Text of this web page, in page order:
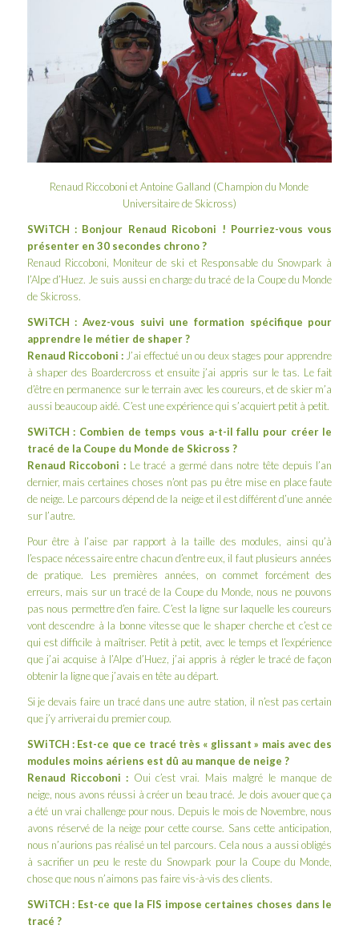
Renaud Riccoboni et Antoine Galland (Champion du Monde
Universitaire de Skicross)
SWiTCH : Bonjour Renaud Ricoboni ! Pourriez-vous vous
présenter en 30 secondes chrono ?
Renaud Riccoboni, Moniteur de ski et Responsable du Snowpark à
l’Alpe d’Huez. Je suis aussi en charge du tracé de la Coupe du Monde
de Skicross.
SWiTCH : Avez-vous suivi une formation spécifique pour
apprendre le métier de shaper ?
Renaud Riccoboni : J’ai effectué un ou deux stages pour apprendre
à shaper des Boardercross et ensuite j’ai appris sur le tas. Le fait
d’être en permanence sur le terrain avec les coureurs, et de skier m’a
aussi beaucoup aidé. C’est une expérience qui s’acquiert petit à petit.
SWiTCH : Combien de temps vous a-t-il fallu pour créer le
tracé de la Coupe du Monde de Skicross ?
Renaud Riccoboni : Le tracé a germé dans notre tête depuis l’an
dernier, mais certaines choses n’ont pas pu être mise en place faute
de neige. Le parcours dépend de la neige et il est différent d’une année
sur l’autre.
Pour être à l’aise par rapport à la taille des modules, ainsi qu’à
l’espace nécessaire entre chacun d’entre eux, il faut plusieurs années
de pratique. Les premières années, on commet forcément des
erreurs, mais sur un tracé de la Coupe du Monde, nous ne pouvons
pas nous permettre d’en faire. C’est la ligne sur laquelle les coureurs
vont descendre à la bonne vitesse que le shaper cherche et c’est ce
qui est difficile à maîtriser. Petit à petit, avec le temps et l’expérience
que j’ai acquise à l’Alpe d’Huez, j’ai appris à régler le tracé de façon
obtenir la ligne que j’avais en tête au départ.
Si je devais faire un tracé dans une autre station, il n’est pas certain
que j’y arriverai du premier coup.
SWiTCH : Est-ce que ce tracé très « glissant » mais avec des
modules moins aériens est dû au manque de neige ?
Renaud Riccoboni : Oui c’est vrai. Mais malgré le manque de
neige, nous avons réussi à créer un beau tracé. Je dois avouer que ça
a été un vrai challenge pour nous. Depuis le mois de Novembre, nous
avons réservé de la neige pour cette course. Sans cette anticipation,
nous n’aurions pas réalisé un tel parcours. Cela nous a aussi obligés
à sacrifier un peu le reste du Snowpark pour la Coupe du Monde,
chose que nous n’aimons pas faire vis-à-vis des clients.
SWiTCH : Est-ce que la FIS impose certaines choses dans le
tracé ?